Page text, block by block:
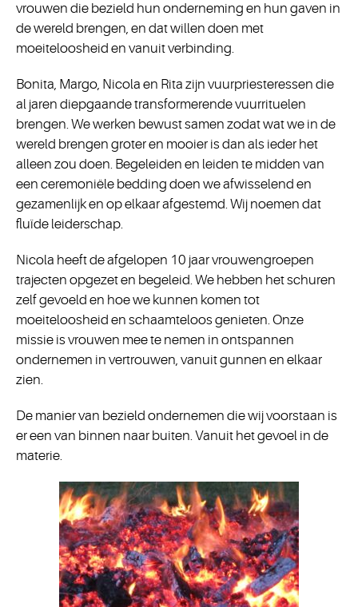
vrouwen die bezield hun onderneming en hun gaven in
de wereld brengen, en dat willen doen met
moeiteloosheid en vanuit verbinding.
Bonita, Margo, Nicola en Rita zijn vuurpriesteressen die
al jaren diepgaande transformerende vuurrituelen
brengen. We werken bewust samen zodat wat we in de
wereld brengen groter en mooier is dan als ieder het
alleen zou doen. Begeleiden en leiden te midden van
een ceremoniële bedding doen we afwisselend en
gezamenlijk en op elkaar afgestemd. Wij noemen dat
fluïde leiderschap.
Nicola heeft de afgelopen 10 jaar vrouwengroepen
trajecten opgezet en begeleid. We hebben het schuren
zelf gevoeld en hoe we kunnen komen tot
moeiteloosheid en schaamteloos genieten. Onze
missie is vrouwen mee te nemen in ontspannen
ondernemen in vertrouwen, vanuit gunnen en elkaar
zien.
De manier van bezield ondernemen die wij voorstaan is
er een van binnen naar buiten. Vanuit het gevoel in de
materie.